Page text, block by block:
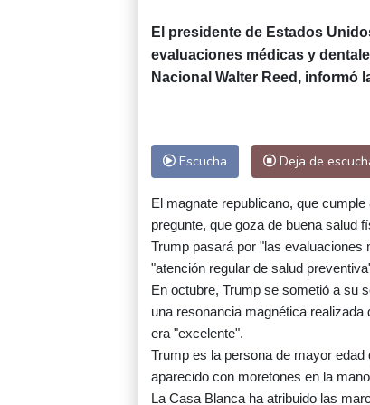
El presidente de Estados
evaluaciones médicas y
Nacional Walter Reed, informó
Escucha Deja de
El magnate republicano, que
pregunte, que goza de buena salud
Trump pasará por "las
"atención regular de salud
En octubre, Trump se sometió a su
una resonancia magnética
era "excelente".
Trump es la persona de mayor
aparecido con moretones en la
La Casa Blanca ha atribuido las